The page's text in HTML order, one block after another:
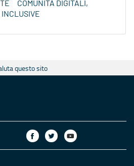
COMUNITÀ DIGITALI,
INCLUSIVE
questo sito